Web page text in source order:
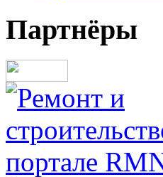
Партнёры